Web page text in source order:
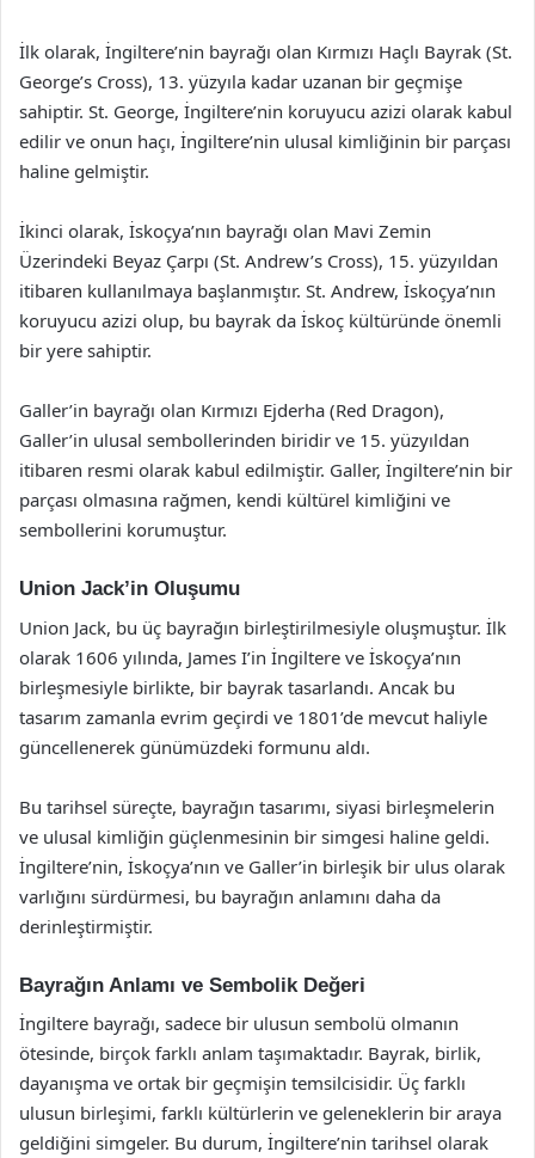
İlk olarak, İngiltere’nin bayrağı olan Kırmızı Haçlı Bayrak (St.
George’s Cross), 13. yüzyıla kadar uzanan bir geçmişe
sahiptir. St. George, İngiltere’nin koruyucu azizi olarak kabul
edilir ve onun haçı, İngiltere’nin ulusal kimliğinin bir parçası
haline gelmiştir.
İkinci olarak, İskoçya’nın bayrağı olan Mavi Zemin
Üzerindeki Beyaz Çarpı (St. Andrew’s Cross), 15. yüzyıldan
itibaren kullanılmaya başlanmıştır. St. Andrew, İskoçya’nın
koruyucu azizi olup, bu bayrak da İskoç kültüründe önemli
bir yere sahiptir.
Galler’in bayrağı olan Kırmızı Ejderha (Red Dragon),
Galler’in ulusal sembollerinden biridir ve 15. yüzyıldan
itibaren resmi olarak kabul edilmiştir. Galler, İngiltere’nin bir
parçası olmasına rağmen, kendi kültürel kimliğini ve
sembollerini korumuştur.
Union Jack’in Oluşumu
Union Jack, bu üç bayrağın birleştirilmesiyle oluşmuştur. İlk
olarak 1606 yılında, James I’in İngiltere ve İskoçya’nın
birleşmesiyle birlikte, bir bayrak tasarlandı. Ancak bu
tasarım zamanla evrim geçirdi ve 1801’de mevcut haliyle
güncellenerek günümüzdeki formunu aldı.
Bu tarihsel süreçte, bayrağın tasarımı, siyasi birleşmelerin
ve ulusal kimliğin güçlenmesinin bir simgesi haline geldi.
İngiltere’nin, İskoçya’nın ve Galler’in birleşik bir ulus olarak
varlığını sürdürmesi, bu bayrağın anlamını daha da
derinleştirmiştir.
Bayrağın Anlamı ve Sembolik Değeri
İngiltere bayrağı, sadece bir ulusun sembolü olmanın
ötesinde, birçok farklı anlam taşımaktadır. Bayrak, birlik,
dayanışma ve ortak bir geçmişin temsilcisidir. Üç farklı
ulusun birleşimi, farklı kültürlerin ve geleneklerin bir araya
geldiğini simgeler. Bu durum, İngiltere’nin tarihsel olarak